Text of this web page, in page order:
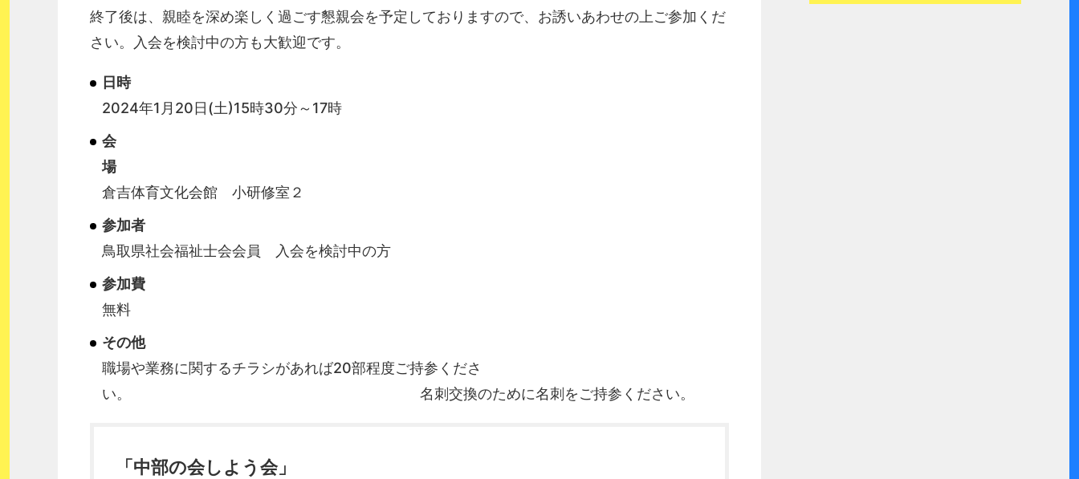
終了後は、親睦を深め楽しく過ごす懇親会を予定しておりますので、お誘いあわせの上ご参加くだ
さい。入会を検討中の方も大歓迎です。
日時
2024年1月20日(土)15時30分～17時
会
場
倉吉体育文化会館 小研修室２
参加者
鳥取県社会福祉士会会員 入会を検討中の方
参加費
無料
その他
職場や業務に関するチラシがあれば20部程度ご持参くださ
い。 名刺交換のために名刺をご持参ください。
「中部の会しよう会」